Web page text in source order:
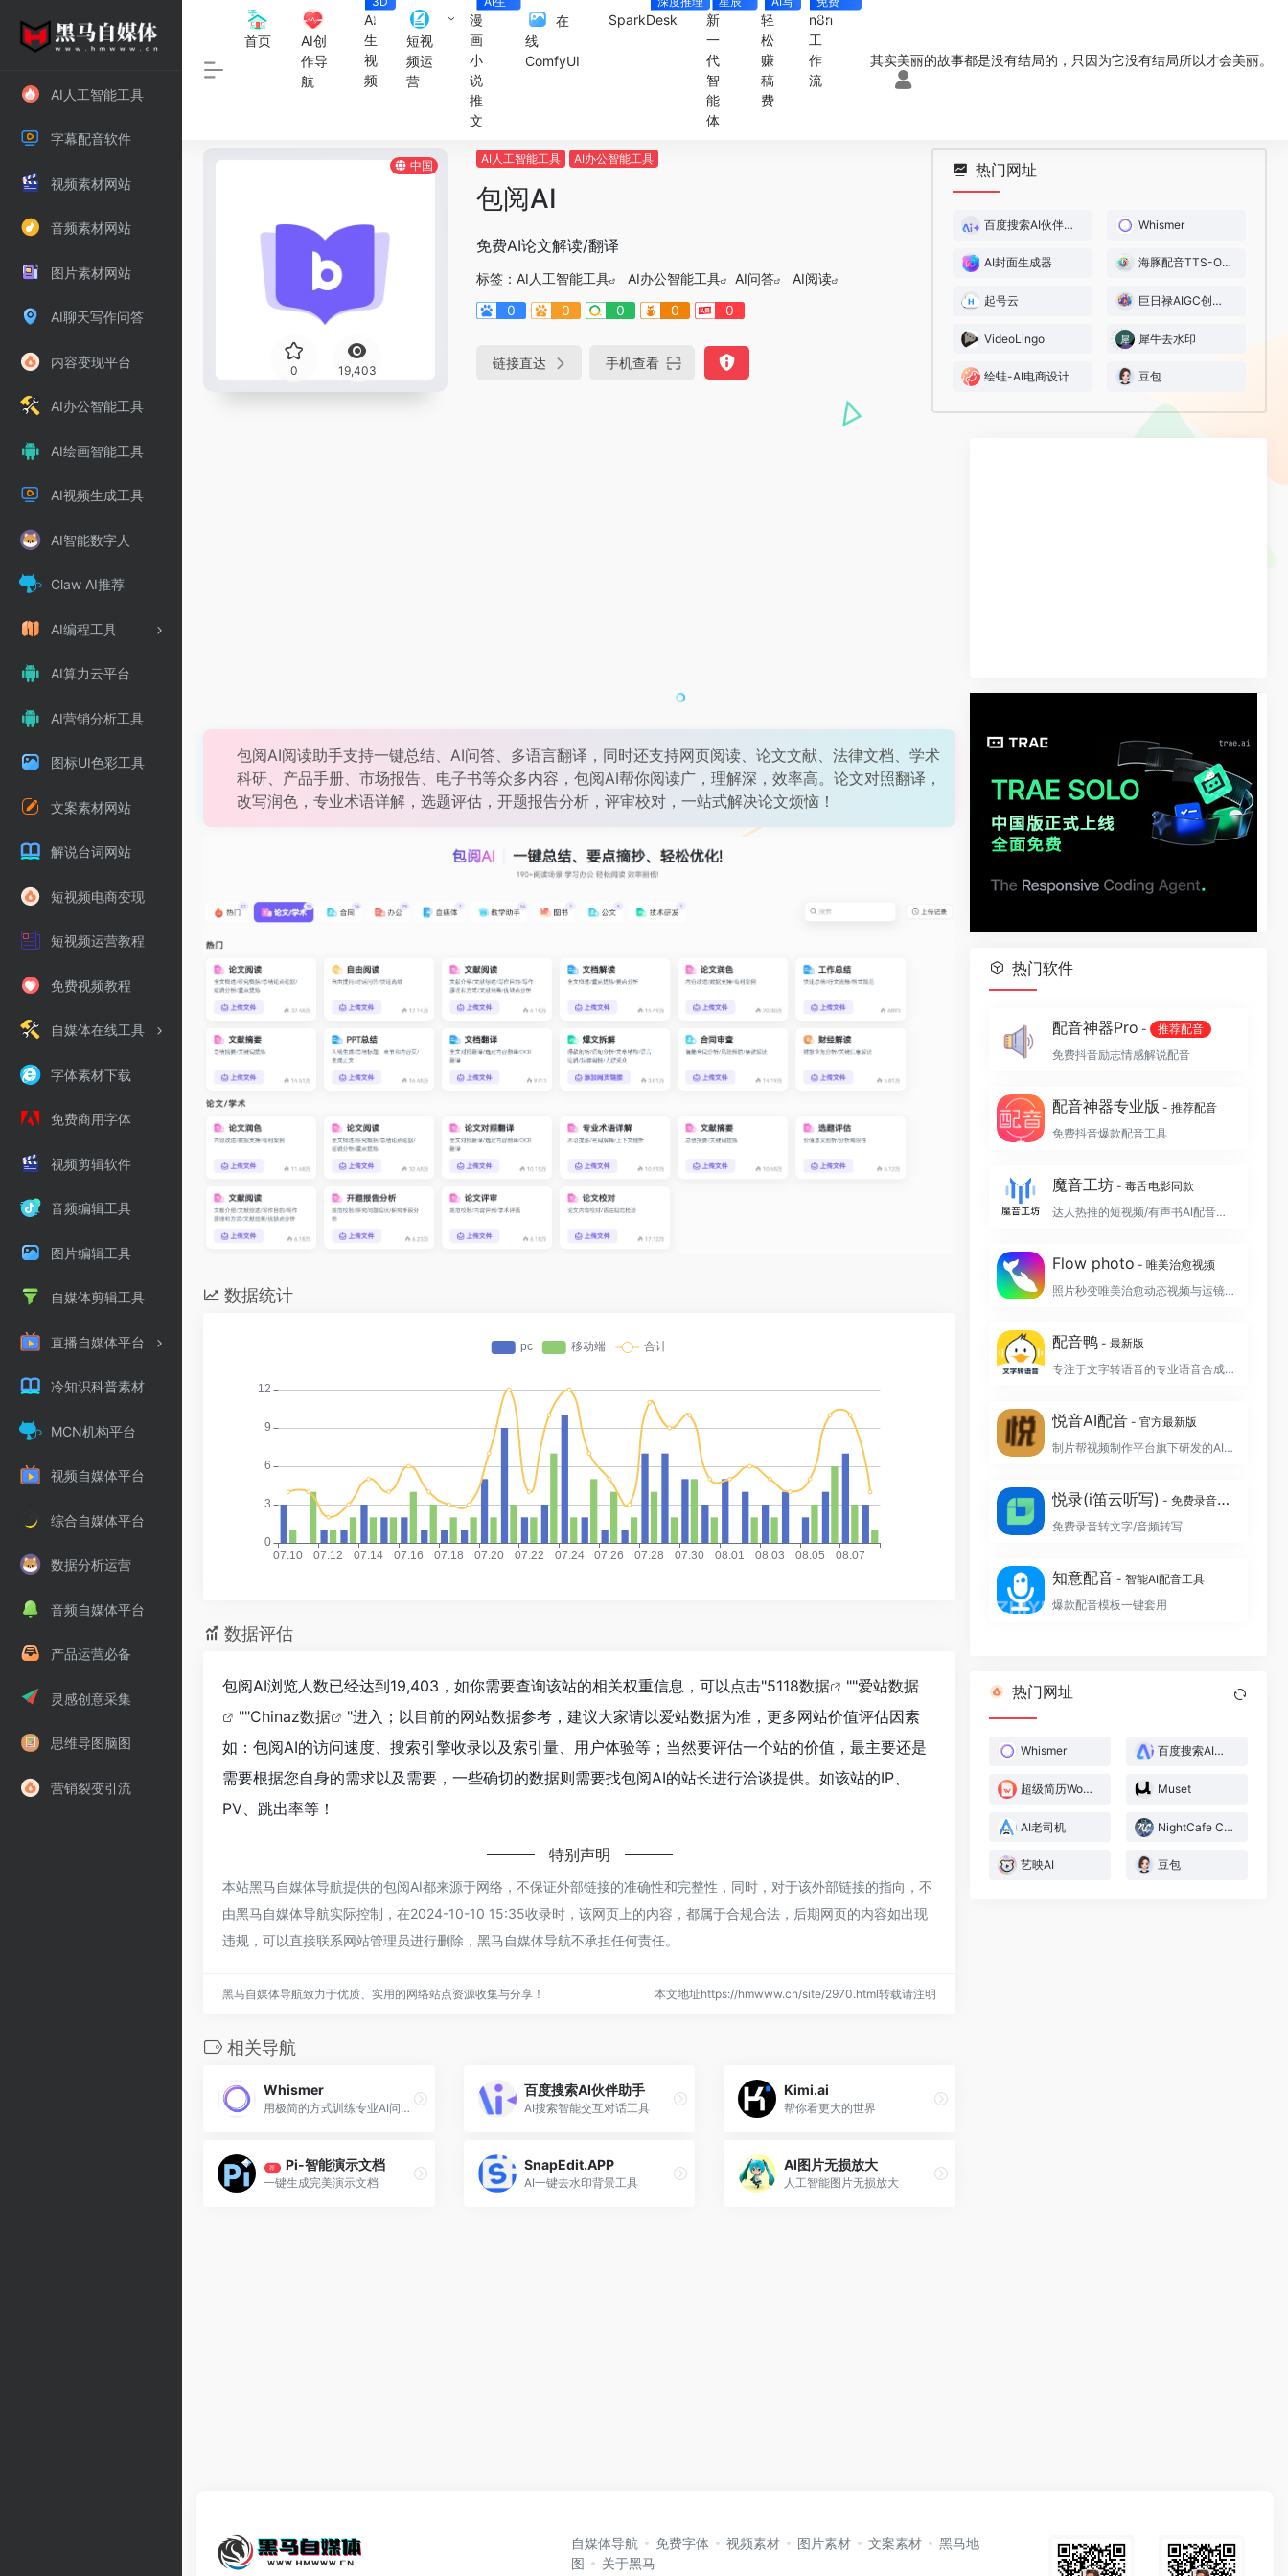
AI人工智能工具
字幕配音软件
视频素材网站
音频素材网站
图片素材网站
AI聊天写作问答
内容变现平台
AI办公智能工具
AI绘画智能工具
AI视频生成工具
AI智能数字人
Claw AI推荐
AI编程工具
AI算力云平台
AI营销分析工具
图标UI色彩工具
文案素材网站
解说台词网站
短视频电商变现
短视频运营教程
免费视频教程
自媒体在线工具
字体素材下载
免费商用字体
视频剪辑软件
音频编辑工具
图片编辑工具
自媒体剪辑工具
直播自媒体平台
冷知识科普素材
MCN机构平台
视频自媒体平台
综合自媒体平台
数据分析运营
音频自媒体平台
产品运营必备
灵感创意采集
思维导图脑图
营销裂变引流
首页
AI创
作导
航
AI
生
视
频
数
字
人
短视
频运
营
漫
画
小
说
推
文
在
线
ComfyUI
SparkDesk
新
一
代
智
能
体
Agent
轻
松
赚
稿
费
小说
n8n
工
作
流
4000+
其实美丽的故事都是没有结局的，只因为它没有结局所以才会美丽。
中国
0 19,403
AI人工智能工具 AI办公智能工具
包阅AI
免费AI论文解读/翻译
标签： AI人工智能工具 AI办公智能工具 AI问答
AI阅读
0
0 0 0 0
链接直达 手机查看
热门网址
百度搜索AI伙伴助手 Whismer
AI封面生成器 海豚配音TTS-Online
起号云 巨日禄AIGC创作平台
VideoLingo 犀牛去水印
绘蛙-AI电商设计 豆包
包阅AI阅读助手支持一键总结、AI问答、多语言翻译，同时还支持网页阅读、论文文献、法律文档、学术
科研、产品手册、市场报告、电子书等众多内容，包阅AI帮你阅读广，理解深，效率高。论文对照翻译，
改写润色，专业术语详解，选题评估，开题报告分析，评审校对，一站式解决论文烦恼！
数据统计
数据评估
包阅AI浏览人数已经达到19,403，如你需要查询该站的相关权重信息，可以点击"5118数据 ""爱站数据
""Chinaz数据
"进入；以目前的网站数据参考，建议大家请以爱站数据为准，更多网站价值评估因素
如：包阅AI的访问速度、搜索引擎收录以及索引量、用户体验等；当然要评估一个站的价值，最主要还是
需要根据您自身的需求以及需要，一些确切的数据则需要找包阅AI的站长进行洽谈提供。如该站的IP、
PV、跳出率等！
特别声明
本站黑马自媒体导航提供的包阅AI都来源于网络，不保证外部链接的准确性和完整性，同时，对于该外部链接的指向，不
由黑马自媒体导航实际控制，在2024-10-10 15:35收录时，该网页上的内容，都属于合规合法，后期网页的内容如出现
违规，可以直接联系网站管理员进行删除，黑马自媒体导航不承担任何责任。
黑马自媒体导航致力于优质、实用的网络站点资源收集与分享！ 本文地址https://hmwww.cn/site/2970.html转载请注明
相关导航
Whismer
用极简的方式训练专业AI问答助手上手即用
百度搜索AI伙伴助手
AI搜索智能交互对话工具
Kimi.ai
帮你看更大的世界
荐 Pi-智能演示文档
一键生成完美演示文档
SnapEdit.APP
AI一键去水印背景工具
AI图片无损放大
人工智能图片无损放大
热门软件
配音神器Pro -
推荐配音
免费抖音励志情感解说配音
配音神器专业版 - 推荐配音
免费抖音爆款配音工具
魔音工坊 - 毒舌电影同款
达人热推的短视频/有声书AI配音平台
Flow photo - 唯美治愈视频
照片秒变唯美治愈动态视频与运镜航拍大片
配音鸭 - 最新版
专注于文字转语音的专业语音合成制作软件
悦音AI配音 - 官方最新版
制片帮视频制作平台旗下研发的AI智能配音工具
悦录(i笛云听写) - 免费录音转文字
免费录音转文字/音频转写
知意配音 - 智能AI配音工具
爆款配音模板一键套用
热门网址
Whismer 百度搜索AI伙伴助手
超级简历WonderCV Muset
AI老司机 NightCafe Creator
艺映AI 豆包
自媒体导航 免费字体 视频素材 图片素材 文案素材
黑马地
图
关于黑马